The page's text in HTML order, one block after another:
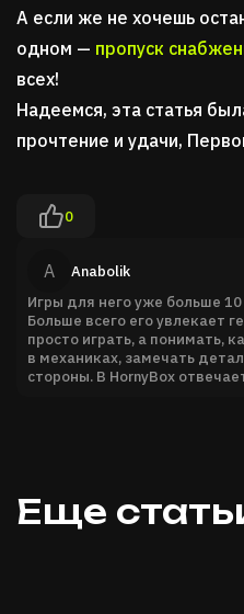
А если же не хочешь
одном — пропуск
всех!
Надеемся, эта статья
прочтение и удачи,
0
A
Anabolik
Игры для него уже больше
Больше всего его увлекает
просто играть, а понимать,
в механиках, замечать
стороны. В HornyBox
Еще